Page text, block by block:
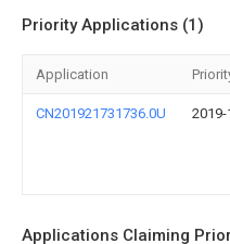
Priority Applications (1)
Application
CN201921731736.0U 2019-
Applications Claiming